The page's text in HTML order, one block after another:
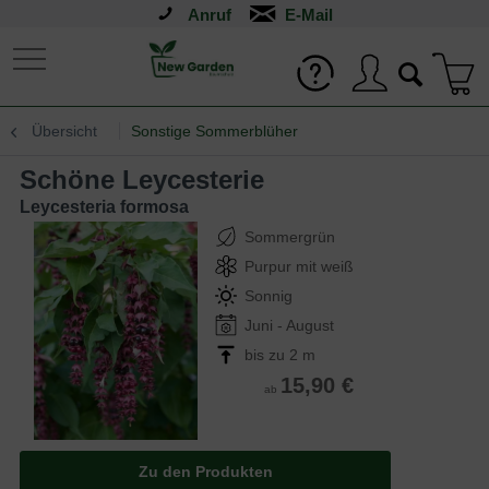
Anruf
Übersicht Sonstige Sommerblüher
Schöne Leycesterie
Leycesteria formosa
Sommergrün
Purpur mit weiß
Sonnig
Juni - August
bis zu 2 m
ab 15,90 €
Zu den Produkten